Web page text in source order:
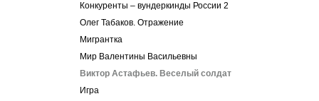
Конкуренты – вундеркинды России 2
Олег Табаков. Отражение
Мигрантка
Мир Валентины Васильевны
Виктор Астафьев. Веселый солдат
Игра